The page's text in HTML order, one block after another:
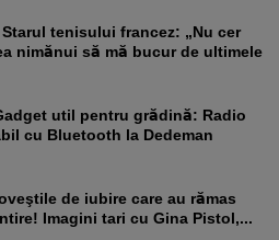
nimănui să mă bucur de ultimele
cu Bluetooth la Dedeman
Imagini tari cu Gina Pistol,...